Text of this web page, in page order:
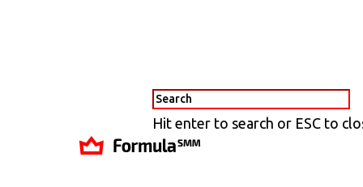
Hit enter to search or ESC to